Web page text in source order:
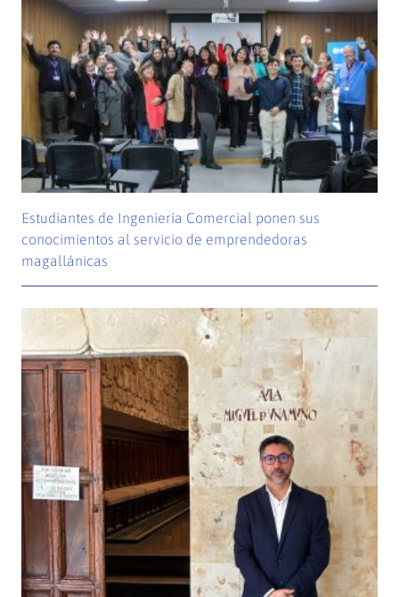
Estudiantes de Ingeniería Comercial ponen sus
conocimientos al servicio de emprendedoras
magallánicas